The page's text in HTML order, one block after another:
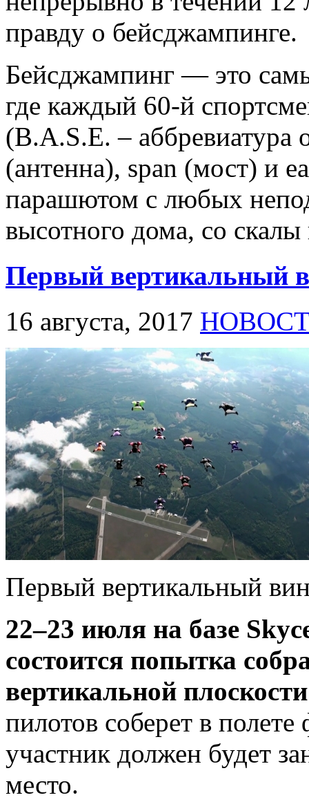
правду о бейсджампинге.
Бейсджампинг — это
где каждый 60-й
(B.A.S.E. – аббревиатура
(антенна), span (мост) и
парашютом с любых
высотного дома, со
Первый вертикальный
16 августа, 2017
Первый вертикальный
22–23 июля на базе
состоится попытка
вертикальной плоскости
пилотов соберет в
участник должен будет
место.